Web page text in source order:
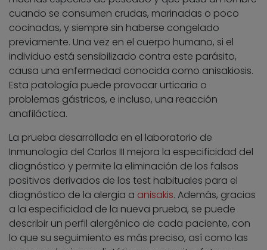
cuando se consumen crudas, marinadas o poco
cocinadas, y siempre sin haberse congelado
previamente. Una vez en el cuerpo humano, si el
individuo está sensibilizado contra este parásito,
causa una enfermedad conocida como anisakiosis.
Esta patología puede provocar urticaria o
problemas gástricos, e incluso, una reacción
anafiláctica.
La prueba desarrollada en el laboratorio de
Inmunología del Carlos III mejora la especificidad del
diagnóstico y permite la eliminación de los falsos
positivos derivados de los test habituales para el
diagnóstico de la alergia a anisakis. Además, gracias
a la especificidad de la nueva prueba, se puede
describir un perfil alergénico de cada paciente, con
lo que su seguimiento es más preciso, así como las